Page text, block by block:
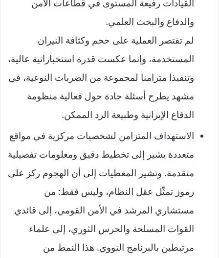
القيادات رفيعة المستوى في قطاعات الأمن
والدفاع والبحث العلمي.
لم تقتصر العملية على حجم وكثافة النيران
المستخدمة، وإنما عكست قدرة استخباراتية عالية،
وتنفيذا متزامنا لمجموعة من الضربات النوعية، في
مشهد يطرح أسئلة حادة حول فعالية منظومة
الدفاع الإيرانية وطبيعة الرد الممكن.
الاستهداف المتزامن لشخصيات مركزية في مواقع
متعددة يشير إلى تخطيط دقيق ومعلومات تفصيلية
متقدمة. وتشير المعطيات إلى أن الهجوم ركز على
رموز تمثّل عقل النظام، وليس فقط: من
مستشاري المرشد في الأمن القومي، إلى قائدي
القوات المسلحة والحرس الثوري، إلى علماء
مرتبطين بالبرنامج النووي. هذا النمط من